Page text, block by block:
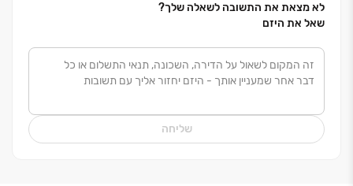
יחידות דיור. מוניטין הקבוצה נבנה לאורך שנים על ערכי
היושרה והמצוינות והניסיון המקצועי העשיר מאפשר לספק
שימת דגש על שירות ואיכות עמידה בזמנים והצבת הלקוח
בראש סדר העדיפויות. שילוב של חזון, ערכים, ניהול מקצועי
לא מצאת את התשובה לשאלה שלך?
שאל את היזם
שליחה